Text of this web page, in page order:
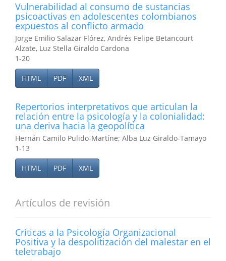
Vulnerabilidad al consumo de sustancias
psicoactivas en adolescentes colombianos
expuestos al conflicto armado
Jorge Emilio Salazar Flórez, Andrés Felipe Betancourt
Alzate, Luz Stella Giraldo Cardona
1-20
HTML PDF XML
Repertorios interpretativos que articulan la
relación entre la psicología y la colonialidad:
una deriva hacia la geopolítica
Hernán Camilo Pulido-Martíne; Alba Luz Giraldo-Tamayo
1-13
HTML PDF XML
Artículos de revisión
Críticas a la Psicología Organizacional
Positiva y la despolitización del malestar en el
teletrabajo